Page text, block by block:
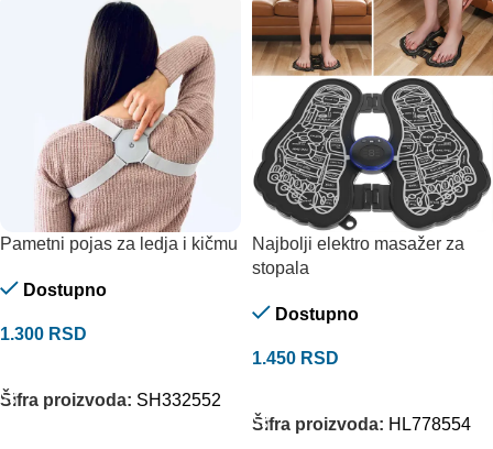
Pametni pojas za ledja i kičmu
Dostupno
1.300 RSD
Šifra proizvoda: SH332552
Najbolji elektro masažer za
stopala
Dostupno
1.450 RSD
Šifra proizvoda: HL778554